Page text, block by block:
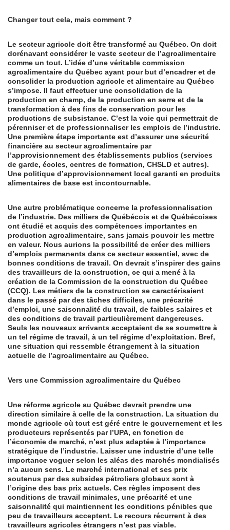
Changer tout cela, mais comment ?
Le secteur agricole doit être transformé au Québec. On doit
dorénavant considérer le vaste secteur de l’agroalimentaire
comme un tout. L’idée d’une véritable commission
agroalimentaire du Québec ayant pour but d’encadrer et de
consolider la production agricole et alimentaire au Québec
s’impose. Il faut effectuer une consolidation de la
production en champ, de la production en serre et de la
transformation à des fins de conservation pour les
productions de subsistance. C’est la voie qui permettrait de
pérenniser et de professionnaliser les emplois de l’industrie.
Une première étape importante est d’assurer une sécurité
financière au secteur agroalimentaire par
l’approvisionnement des établissements publics (services
de garde, écoles, centres de formation, CHSLD et autres).
Une politique d’approvisionnement local garanti en produits
alimentaires de base est incontournable.
Une autre problématique concerne la professionnalisation
de l’industrie. Des milliers de Québécois et de Québécoises
ont étudié et acquis des compétences importantes en
production agroalimentaire, sans jamais pouvoir les mettre
en valeur. Nous aurions la possibilité de créer des milliers
d’emplois permanents dans ce secteur essentiel, avec de
bonnes conditions de travail. On devrait s’inspirer des gains
des travailleurs de la construction, ce qui a mené à la
création de la Commission de la construction du Québec
(CCQ). Les métiers de la construction se caractérisaient
dans le passé par des tâches difficiles, une précarité
d’emploi, une saisonnalité du travail, de faibles salaires et
des conditions de travail particulièrement dangereuses.
Seuls les nouveaux arrivants acceptaient de se soumettre à
un tel régime de travail, à un tel régime d’exploitation. Bref,
une situation qui ressemble étrangement à la situation
actuelle de l’agroalimentaire au Québec.
Vers une Commission agroalimentaire du Québec
Une réforme agricole au Québec devrait prendre une
direction similaire à celle de la construction. La situation du
monde agricole où tout est géré entre le gouvernement et les
producteurs représentés par l’UPA, en fonction de
l’économie de marché, n’est plus adaptée à l’importance
stratégique de l’industrie. Laisser une industrie d’une telle
importance voguer selon les aléas des marchés mondialisés
n’a aucun sens. Le marché international et ses prix
soutenus par des subsides pétroliers globaux sont à
l’origine des bas prix actuels. Ces règles imposent des
conditions de travail minimales, une précarité et une
saisonnalité qui maintiennent les conditions pénibles que
peu de travailleurs acceptent. Le recours récurrent à des
travailleurs agricoles étrangers n’est pas viable.